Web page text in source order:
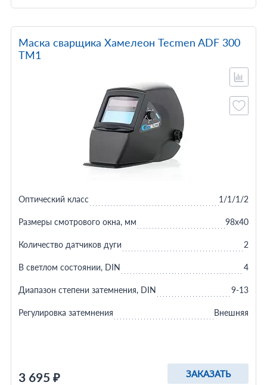
Маска сварщика Хамелеон Tecmen ADF 300
TM1
3 695 ₽ ЗАКАЗАТЬ
Оптический класс 1/1/1/2
Размеры смотрового окна, мм 98x40
Количество датчиков дуги 2
В светлом состоянии, DIN 4
Диапазон степени затемнения, DIN 9-13
Регулировка затемнения Внешняя